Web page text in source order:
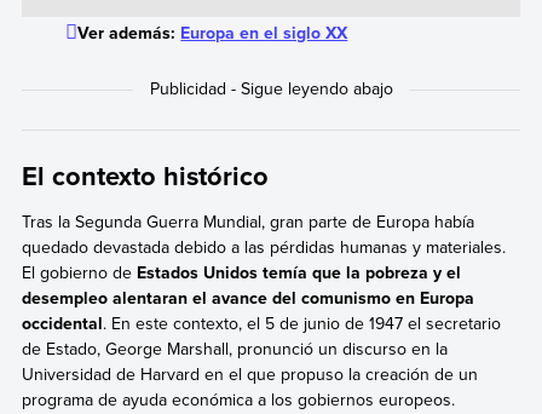
Ver además: Europa en el siglo XX
El contexto histórico
Tras la Segunda Guerra Mundial, gran parte de Europa había
quedado devastada debido a las pérdidas humanas y materiales.
El gobierno de Estados Unidos temía que la pobreza y el
desempleo alentaran el avance del comunismo en Europa
occidental. En este contexto, el 5 de junio de 1947 el secretario
de Estado, George Marshall, pronunció un discurso en la
Universidad de Harvard en el que propuso la creación de un
programa de ayuda económica a los gobiernos europeos.